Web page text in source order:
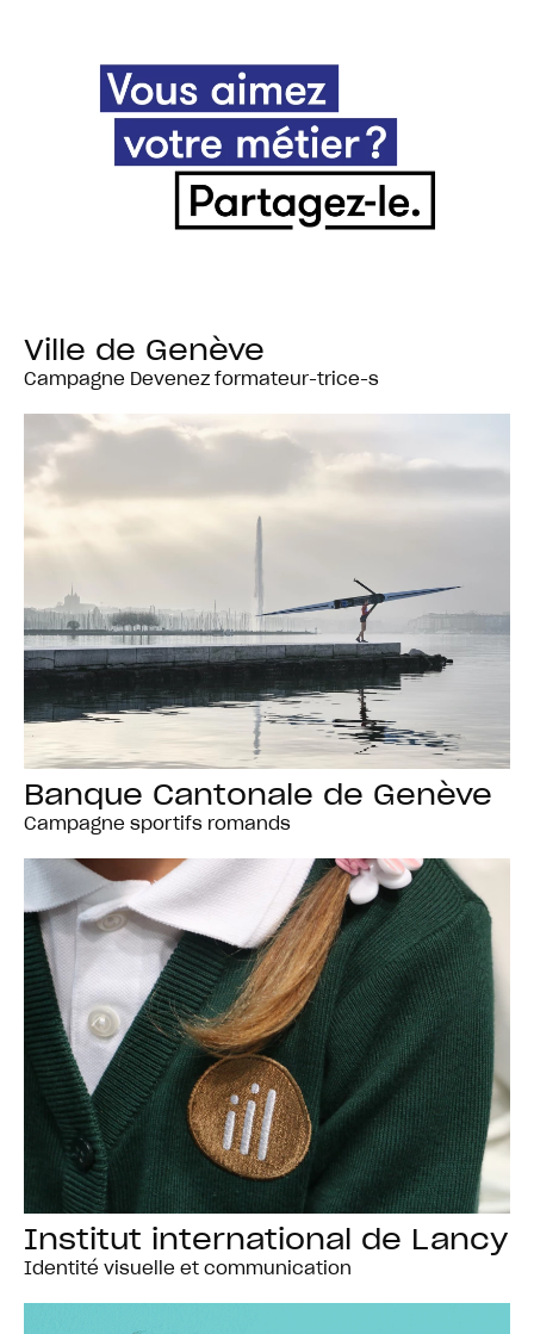
Ville de Genève
Campagne Devenez formateur-trice-s
Banque Cantonale de Genève
Campagne sportifs romands
Institut international de Lancy
Identité visuelle et communication